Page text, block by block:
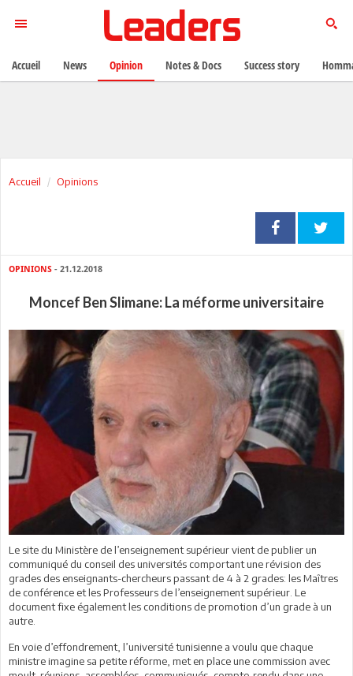
Accueil Opinions
OPINIONS - 21.12.2018
Moncef Ben Slimane: La méforme universitaire
Le site du Ministère de l’enseignement supérieur vient de publier un
communiqué du conseil des universités comportant une révision des
grades des enseignants-chercheurs passant de 4 à 2 grades: les Maîtres
de conférence et les Professeurs de l’enseignement supérieur. Le
document fixe également les conditions de promotion d’un grade à un
autre.
En voie d’effondrement, l’université tunisienne a voulu que chaque
ministre imagine sa petite réforme, met en place une commission avec
Accueil News Opinion Notes & Docs Success story